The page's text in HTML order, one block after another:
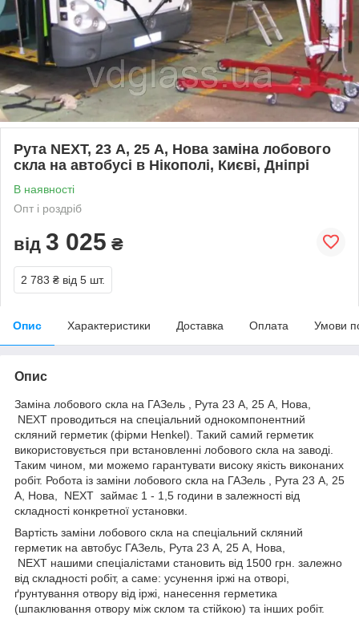
Рута NEXT, 23 А, 25 А, Нова заміна лобового
скла на автобусі в Нікополі, Києві, Дніпрі
В наявності
Опт і роздріб
від 3 025 ₴
2 783 ₴ від 5 шт.
Опис Характеристики Доставка Оплата Умови
Опис
Заміна лобового скла на ГАЗель , Рута 23 А, 25 А, Нова,
NEXT проводиться на спеціальний однокомпонентний
скляний герметик (фірми Henkel). Такий самий герметик
використовується при встановленні лобового скла на заводі.
Таким чином, ми можемо гарантувати високу якість виконаних
робіт. Робота із заміни лобового скла на ГАЗель , Рута 23 А, 25
А, Нова, NEXT займає 1 - 1,5 години в залежності від
складності конкретної установки.
Вартість заміни лобового скла на спеціальний скляний
герметик на автобус ГАЗель, Рута 23 А, 25 А, Нова,
NEXT нашими спеціалістами становить від 1500 грн. залежно
від складності робіт, а саме: усунення іржі на отворі,
ґрунтування отвору від іржі, нанесення герметика
(шпаклювання отвору між склом та стійкою) та інших робіт.